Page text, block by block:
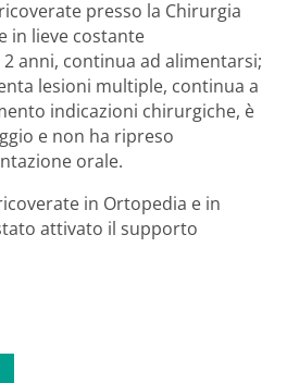
presso la Chirurgia
in lieve costante
anni, continua ad alimentarsi;
lesioni multiple, continua a
indicazioni chirurgiche, è
e non ha ripreso
orale.
in Ortopedia e in
attivato il supporto